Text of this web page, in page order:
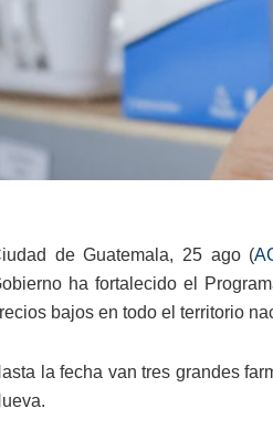
de Guatemala, 25 ago (
ha fortalecido el
bajos en todo el territorio
la fecha van tres grandes